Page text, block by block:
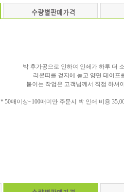
박 후가공으로 인하여 인쇄가 하루 더
리본띠를 겉지에 놓고 양면 테이프
붙이는 작업은 고객님께서 직접 하셔
* 50매이상~100매미만 주문시 박 인쇄 비용